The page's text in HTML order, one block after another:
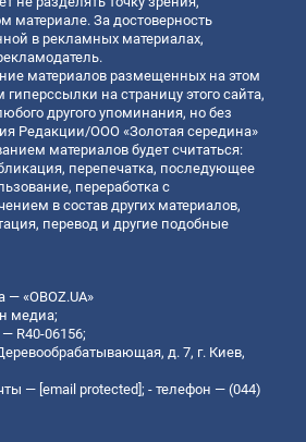
материале. За достоверность
в рекламных материалах,
материалов размещенных на этом
на страницу этого сайта,
другого упоминания, но без
Редакции/ООО «Золотая середина»
материалов будет считаться:
перепечатка, последующее
переработка с
в состав других материалов,
перевод и другие подобные
«OBOZ.UA»
медиа;
R40-06156;
д. 7, г. Киев,
— [email protected]; - телефон — (044)